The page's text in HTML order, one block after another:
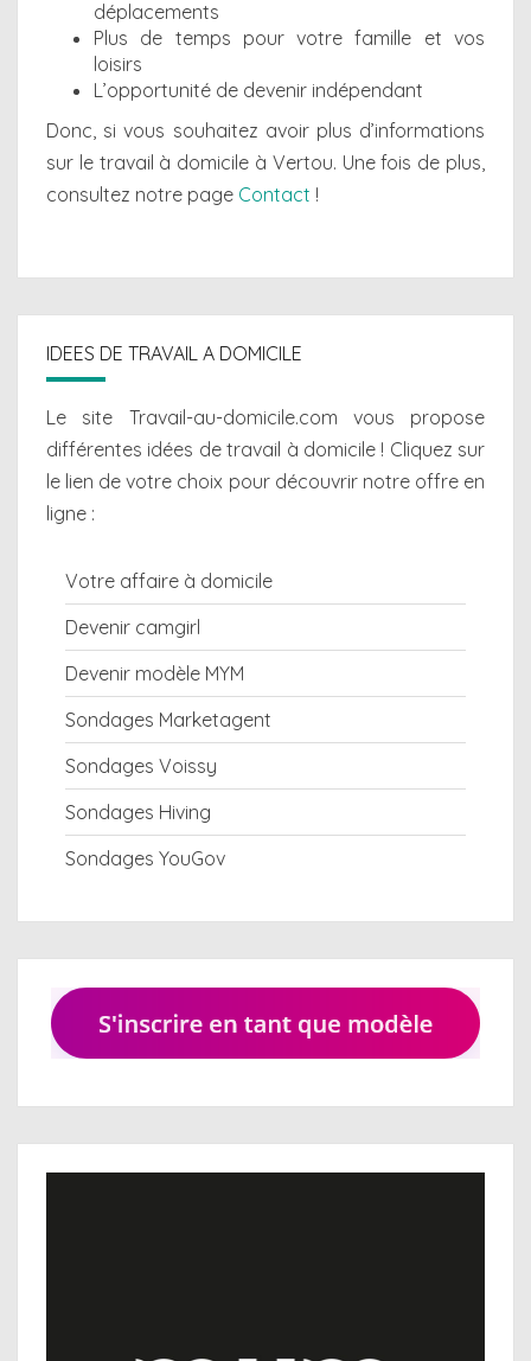
déplacements
Plus de temps pour votre famille et vos
loisirs
L’opportunité de devenir indépendant
Donc, si vous souhaitez avoir plus d’informations
sur le travail à domicile à Vertou. Une fois de plus,
consultez notre page Contact !
IDEES DE TRAVAIL A DOMICILE
Le site Travail-au-domicile.com vous propose
différentes idées de travail à domicile! Cliquez sur
le lien de votre choix pour découvrir notre offre en
ligne :
Votre affaire à domicile
Devenir camgirl
Devenir modèle MYM
Sondages Marketagent
Sondages Voissy
Sondages Hiving
Sondages YouGov